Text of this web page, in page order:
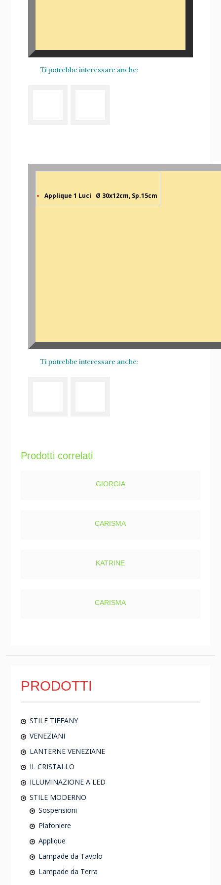
Ti potrebbe interessare anche:
Applique 1 Luci Ø 30x12cm, Sp.15cm
Ti potrebbe interessare anche:
Prodotti correlati
GIORGIA
CARISMA
KATRINE
CARISMA
PRODOTTI
STILE TIFFANY
VENEZIANI
LANTERNE VENEZIANE
IL CRISTALLO
ILLUMINAZIONE A LED
STILE MODERNO
Sospensioni
Plafoniere
Applique
Lampade da Tavolo
Lampade da Terra